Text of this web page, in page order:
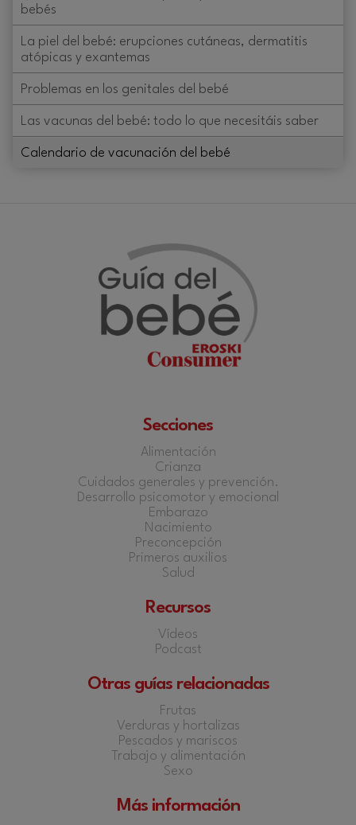
bebés
La piel del bebé: erupciones cutáneas, dermatitis
atópicas y exantemas
Problemas en los genitales del bebé
Las vacunas del bebé: todo lo que necesitáis saber
Calendario de vacunación del bebé
Secciones
Alimentación
Crianza
Cuidados generales y prevención.
Desarrollo psicomotor y emocional
Embarazo
Nacimiento
Preconcepción
Primeros auxilios
Salud
Recursos
Vídeos
Podcast
Otras guías relacionadas
Frutas
Verduras y hortalizas
Pescados y mariscos
Trabajo y alimentación
Sexo
Más información